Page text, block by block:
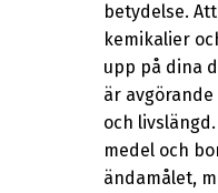
betydelse.
kemikalier
upp på dina
är
och
medel och
ändamålet,